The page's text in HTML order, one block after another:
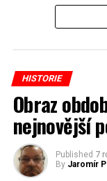
„bratrskou“
ale invazi bránila
Autor: Martin
reflex.cz
(Fotogalerie 40
HISTORIE
Obraz
nejnovější
Published 7
By Jaromír